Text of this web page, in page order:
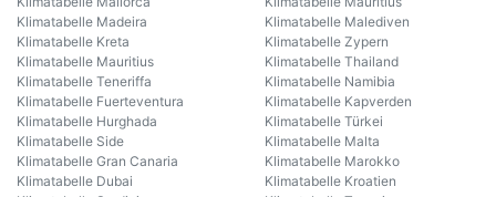
Klimatabelle Madeira
Klimatabelle Kreta
Klimatabelle Mauritius
Klimatabelle Teneriffa
Klimatabelle Fuerteventura
Klimatabelle Hurghada
Klimatabelle Side
Klimatabelle Gran Canaria
Klimatabelle Dubai
Klimatabelle Malediven
Klimatabelle Zypern
Klimatabelle Thailand
Klimatabelle Namibia
Klimatabelle Kapverden
Klimatabelle Türkei
Klimatabelle Malta
Klimatabelle Marokko
Klimatabelle Kroatien